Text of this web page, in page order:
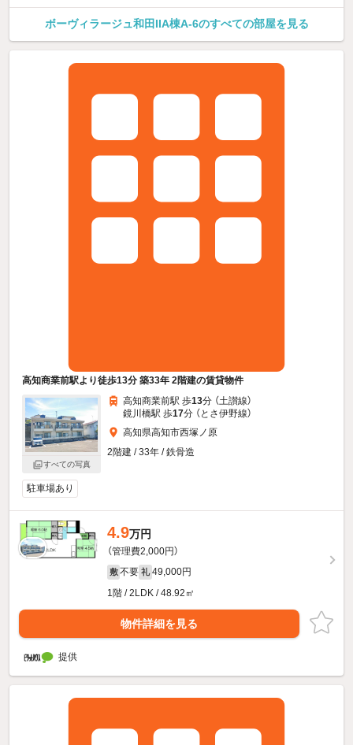
ボーヴィラージュ和田IIA棟A-6のすべての部屋を見る
高知商業前駅より徒歩13分 築33年 2階建の賃貸物件
すべての写真
高知商業前駅 歩13分 （土讃線）
鏡川橋駅 歩17分 （とさ伊野線）
高知県高知市西塚ノ原
2階建 / 33年 / 鉄骨造
駐車場あり
4.9万円
（管理費2,000円）
敷 不要 礼 49,000円
1階 / 2LDK / 48.92㎡
物件詳細を見る
提供